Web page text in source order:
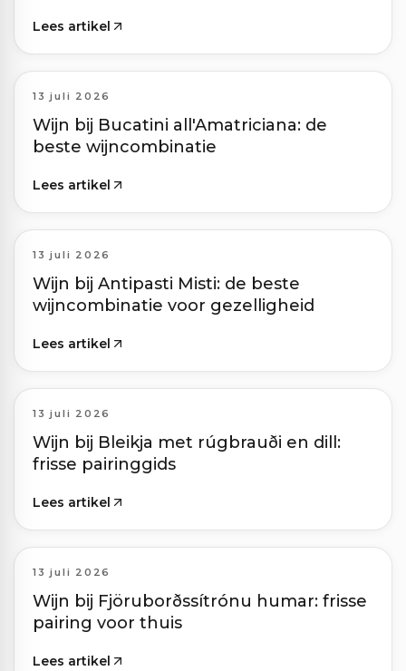
Lees artikel
13 juli 2026
Wijn bij Bucatini all'Amatriciana: de
beste wijncombinatie
Lees artikel
13 juli 2026
Wijn bij Antipasti Misti: de beste
wijncombinatie voor gezelligheid
Lees artikel
13 juli 2026
Wijn bij Bleikja met rúgbrauði en dill:
frisse pairinggids
Lees artikel
13 juli 2026
Wijn bij Fjöruborðssítrónu humar: frisse
pairing voor thuis
Lees artikel